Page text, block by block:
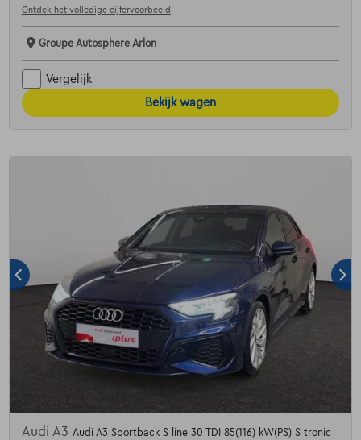
Ontdek het volledige cijfervoorbeeld
Groupe Autosphere Arlon
Vergelijk
Bekijk wagen
Audi A3 Audi A3 Sportback S line 30 TDI 85(116) kW(PS) S tronic